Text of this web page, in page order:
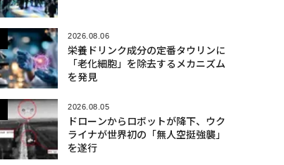
2026.08.06
栄養ドリンク成分の定番タウリンに
「老化細胞」を除去するメカニズム
を発見
2026.08.05
ドローンからロボットが降下、ウク
ライナが世界初の「無人空挺強襲」
を遂行